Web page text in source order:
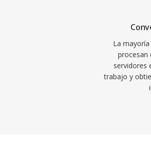
La mayoría
procesan
servidores
trabajo y